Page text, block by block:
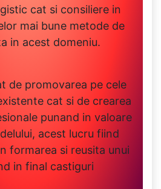
cat si consiliere in
mai bune metode de
in acest domeniu.
de promovarea pe cele
cat si de crearea
punand in valoare
acest lucru fiind
formarea si reusita unui
in final castiguri